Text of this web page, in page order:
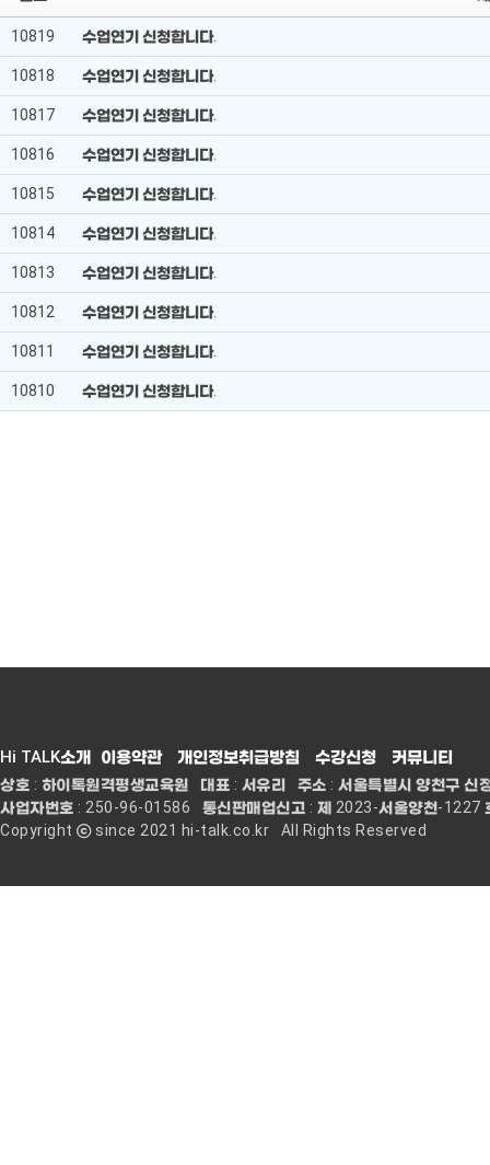
Hi TALK
인사말
커리큘럼
Hi TALK 커리큘럼
수
10819 수업연기 신청합니다.
10818 수업연기 신청합니다.
10817 수업연기 신청합니다.
10816 수업연기 신청합니다.
10815 수업연기 신청합니다.
10814 수업연기 신청합니다.
10813 수업연기 신청합니다.
10812 수업연기 신청합니다.
10811 수업연기 신청합니다.
10810 수업연기 신청합니다.
Hi TALK소개 이용약관 개인정보취급방침 수강신청 커뮤니티
상호 : 하이톡원격평생교육원 대표 : 서유리 주소 : 서울특별시 양천
사업자번호 : 250-96-01586 통신판매업신고 : 제 2023-서울양천-1227
Copyright ⓒ since 2021 hi-talk.co.kr All Rights Reserved